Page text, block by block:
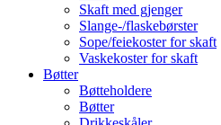
Skaft med gjenger
Slange-/flaskebørster
Sope/feiekoster for skaft
Vaskekoster for skaft
Bøtter
Bøtteholdere
Bøtter